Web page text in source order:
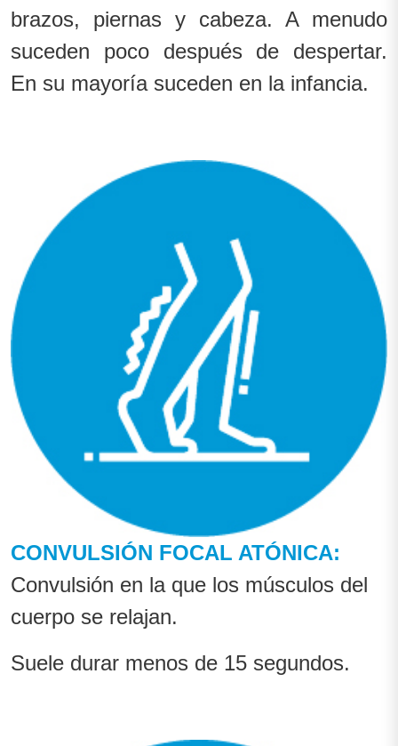
brazos, piernas y cabeza. A menudo
suceden poco después de despertar.
En su mayoría suceden en la infancia.
CONVULSIÓN FOCAL ATÓNICA:
Convulsión en la que los músculos del
cuerpo se relajan.
Suele durar menos de 15 segundos.